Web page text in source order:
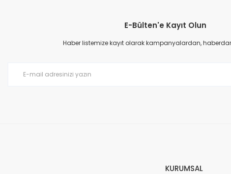
%45
E-Bülten'e Kayıt Olun
Haber listemize kayıt olarak kampanyalardan,
KURUMSAL